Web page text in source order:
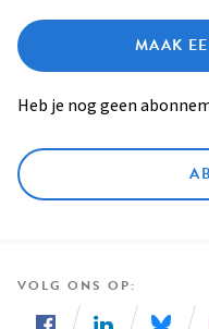
MAAK
Heb je nog geen
VOLG ONS OP